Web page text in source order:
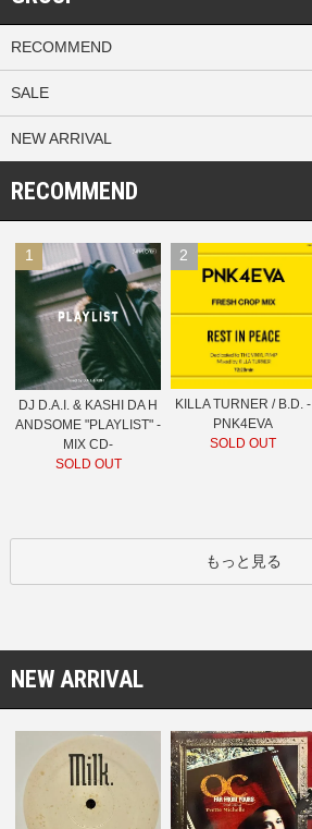
RECOMMEND
SALE
NEW ARRIVAL
RECOMMEND
1
DJ D.A.I. & KASHI DA H
ANDSOME "PLAYLIST" -
MIX CD-
SOLD OUT
2
KILLA TURNER / B.D. -
PNK4EVA
SOLD OUT
もっと見る
NEW ARRIVAL